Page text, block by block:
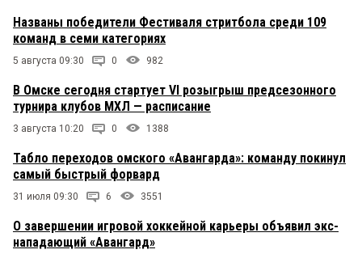
Названы победители Фестиваля стритбола среди 109
команд в семи категориях
5 августа 09:30 0 982
В Омске сегодня стартует VI розыгрыш предсезонного
турнира клубов МХЛ — расписание
3 августа 10:20 0 1388
Табло переходов омского «Авангарда»: команду покинул
самый быстрый форвард
31 июля 09:30 6 3551
О завершении игровой хоккейной карьеры объявил экс-
нападающий «Авангард»